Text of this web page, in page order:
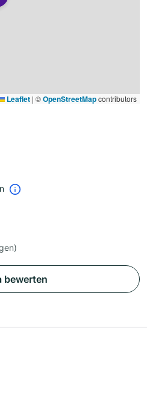
Leaflet | ©OpenStreetMapcontributors
bewerten